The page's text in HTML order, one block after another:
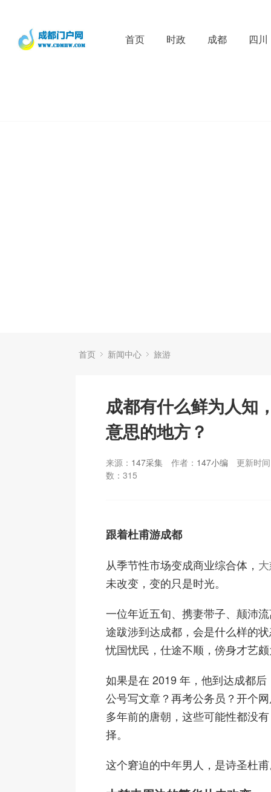
首页 时政 成都 四川
首页 新闻中心 旅游
成都有什么鲜为人知
意思的地方？
来源： 147采集 作者： 147小编
更新时
数： 315
跟着杜甫游成都
从季节性市场变成商业综合体，
未改变，变的只是时光。
一位年近五旬、携妻带子、颠沛
途跋涉到达成都，会是什么样的
忧国忧民，仕途不顺，傍身才艺
如果是在 2019 年，他到达成都
公号写文章？再考公务员？开个
多年前的唐朝，这些可能性都没
择。
这个窘迫的中年男人，是诗圣杜